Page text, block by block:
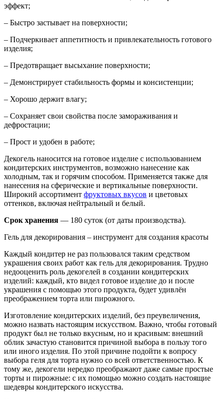
эффект;
– Быстро застывает на поверхности;
– Подчеркивает аппетитность и привлекательность готового
изделия;
– Предотвращает высыхание поверхности;
– Демонстрирует стабильность формы и консистенции;
– Хорошо держит влагу;
– Сохраняет свои свойства после замораживания и
дефростации;
– Прост и удобен в работе;
Декогель наносится на готовое изделие с использованием
кондитерских инструментов, возможно нанесение как
холодным, так и горячим способом. Применяется также для
нанесения на сферические и вертикальные поверхности.
Широкий ассортимент фруктовых вкусов и цветовых
оттенков, включая нейтральный и белый.
Срок хранения — 180 суток (от даты производства).
Гель для декорирования – инструмент для создания красоты
Каждый кондитер не раз пользовался таким средством
украшения своих работ как гель для декорирования. Трудно
недооценить роль декогелей в создании кондитерских
изделий: каждый, кто видел готовое изделие до и после
украшения с помощью этого продукта, будет удивлён
преображением торта или пирожного.
Изготовление кондитерских изделий, без преувеличения,
можно назвать настоящим искусством. Важно, чтобы готовый
продукт был не только вкусным, но и красивым: внешний
облик зачастую становится причиной выбора в пользу того
или иного изделия. По этой причине подойти к вопросу
выбора геля для торта нужно со всей ответственностью. К
тому же, декогели нередко преображают даже самые простые
торты и пирожные: с их помощью можно создать настоящие
шедевры кондитерского искусства.